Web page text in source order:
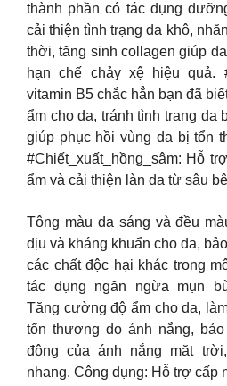
thành phần có tác dụng
cải thiện tình trạng da khô,
thời, tăng sinh collagen giúp
hạn chế chảy xệ hiệu quả.
vitamin B5 chắc hẳn bạn đã
ẩm cho da, tránh tình trạng da
giúp phục hồi vùng da bị tổn
#Chiết_xuất_hồng_sâm: Hỗ
ẩm và cải thiện làn da từ sâu
Tông màu da sáng và đều
dịu và kháng khuẩn cho da,
các chất độc hại khác trong
tác dụng ngăn ngừa mụn
Tăng cường độ ẩm cho da,
tổn thương do ánh nắng,
động của ánh nắng mặt
nhang. Công dụng: Hỗ trợ